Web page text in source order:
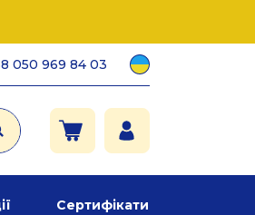
050 969 84 03
Сертифікати